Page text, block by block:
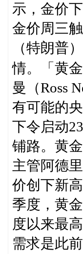
示，金价
金价周三
（特朗普
情。「黄
曼（Ross
有可能的
下令启动
铺路。黄
主管阿德
价创下新
季度，黄
度以来最
需求是此